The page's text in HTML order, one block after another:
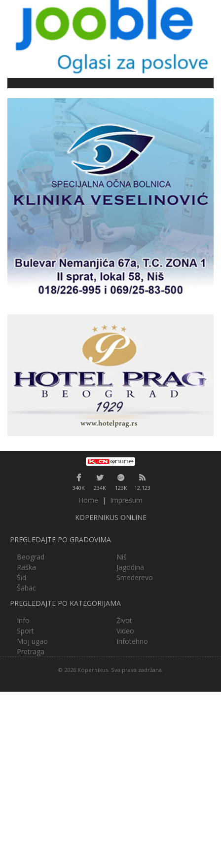
340K 234K 123K 12,123
Home |
Impresum
KOPERNIKUS ONLINE
PREGLEDAJTE PO GRADOVIMA
Beograd
Niš
Raška
Jagodina
Šid
Smederevo
Šabac
PREGLEDAJTE PO KATEGORIJAMA
Info
Život
Sport
Video
Moj ugao
Infotehno
Pretraga
© 2026 Kopernikus. Sva prava zadržana.